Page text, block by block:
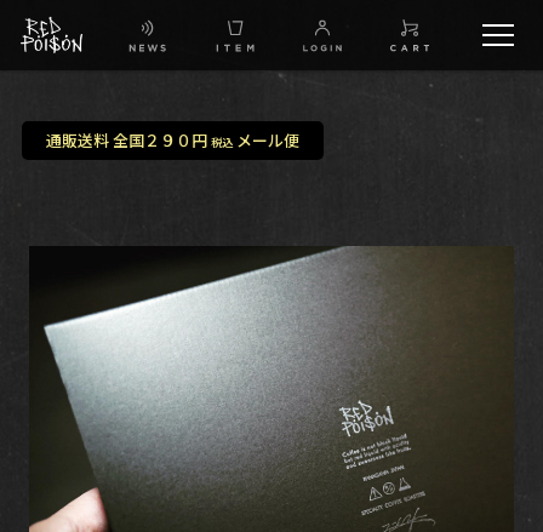
IG
通販送料 全国２９０円 税込メール便